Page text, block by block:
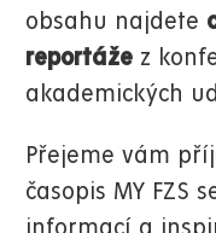
obsahu najdete
reportáže z
akademických
Přejeme vám
časopis MY FZS